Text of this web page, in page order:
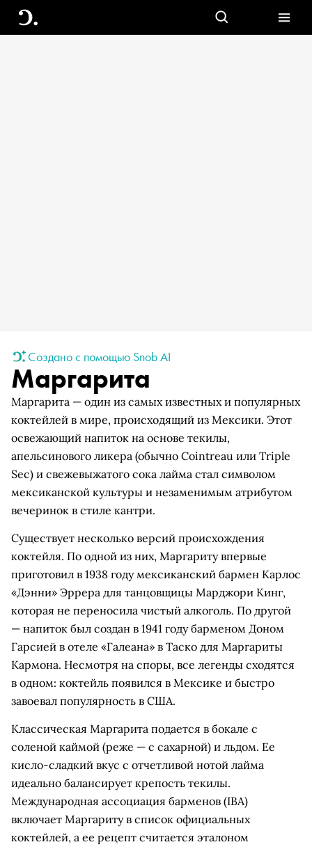
Создано с помощью Snob AI
Маргарита
Маргарита — один из самых известных и популярных
коктейлей в мире, происходящий из Мексики. Этот
освежающий напиток на основе текилы,
апельсинового ликера (обычно Cointreau или Triple
Sec) и свежевыжатого сока лайма стал символом
мексиканской культуры и незаменимым атрибутом
вечеринок в стиле кантри.
Существует несколько версий происхождения
коктейля. По одной из них, Маргариту впервые
приготовил в 1938 году мексиканский бармен Карлос
«Дэнни» Эррера для танцовщицы Марджори Кинг,
которая не переносила чистый алкоголь. По другой
— напиток был создан в 1941 году барменом Доном
Гарсией в отеле «Галеана» в Таско для Маргариты
Кармона. Несмотря на споры, все легенды сходятся
в одном: коктейль появился в Мексике и быстро
завоевал популярность в США.
Классическая Маргарита подается в бокале с
соленой каймой (реже — с сахарной) и льдом. Ее
кисло-сладкий вкус с отчетливой нотой лайма
идеально балансирует крепость текилы.
Международная ассоциация барменов (IBA)
включает Маргариту в список официальных
коктейлей, а ее рецепт считается эталоном